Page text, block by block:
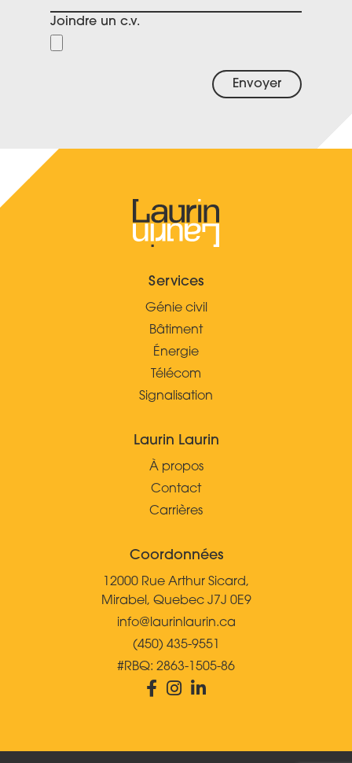
Joindre un c.v.
Envoyer
Services
Génie civil
Bâtiment
Énergie
Télécom
Signalisation
Laurin Laurin
À propos
Contact
Carrières
Coordonnées
12000 Rue Arthur Sicard,
Mirabel, Quebec J7J 0E9
info@laurinlaurin.ca
(450) 435-9551
#RBQ: 2863-1505-86